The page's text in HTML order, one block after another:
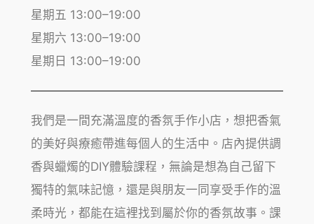
星期五 13:00–19:00
星期六 13:00–19:00
星期日 13:00–19:00
我們是一間充滿溫度的香氛手作小店，想把香氣
的美好與療癒帶進每個人的生活中。店內提供調
香與蠟燭的DIY體驗課程，無論是想為自己留下
獨特的氣味記憶，還是與朋友一同享受手作的溫
柔時光，都能在這裡找到屬於你的香氛故事。課